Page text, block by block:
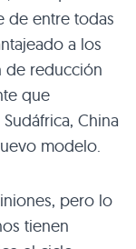
de entre todas
a los
de reducción
que
China
modelo.
pero lo
tienen